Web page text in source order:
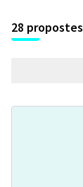
28 propostes